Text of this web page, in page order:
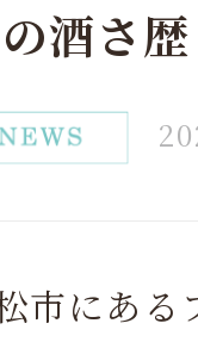
酒さ歴
市にある